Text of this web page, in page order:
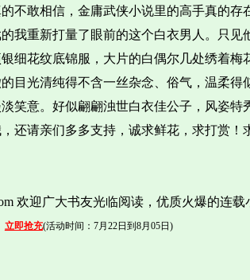
不敢相信，金庸武侠小说里的高手真的
我重新打量了眼前的这个白衣男人。只见
细花纹底锦服，大片的白偶尔几处绣着
目光清纯得不含一丝杂念、俗气，温柔
笑意。好似翩翩浊世白衣佳公子，风姿特
还请亲们多多支持，诚求鲜花，求打赏！
欢迎广大书友光临阅读，优质火爆的连载
立即抢充(活动时间：7月22日到8月05日)